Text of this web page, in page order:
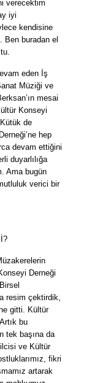
verecektim
iyi
kendisine
Ben buradan el
eden İş
Müziği ve
mesai
Konseyi
de
hep
devam ettiğini
duyarlılığa
Ama bugün
verici bir
Derneği
resim çektirdik,
gitti. Kültür
bu
tek başına da
ve Kültür
fikri
artarak